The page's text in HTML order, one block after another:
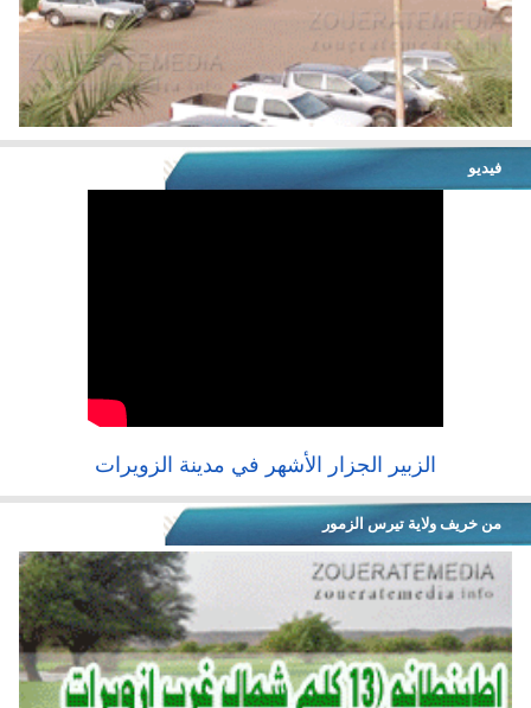
فيديو
الزبير الجزار الأشهر في مدينة الزويرات
من خريف ولاية تيرس الزمور